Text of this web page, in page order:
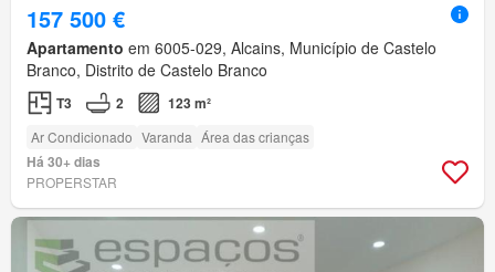
157 500 €
Apartamento em 6005-029, Alcains, Município de Castelo
Branco, Distrito de Castelo Branco
T3 2 123 m²
Ar Condicionado Varanda Área das crianças
Há 30+ dias
PROPERSTAR